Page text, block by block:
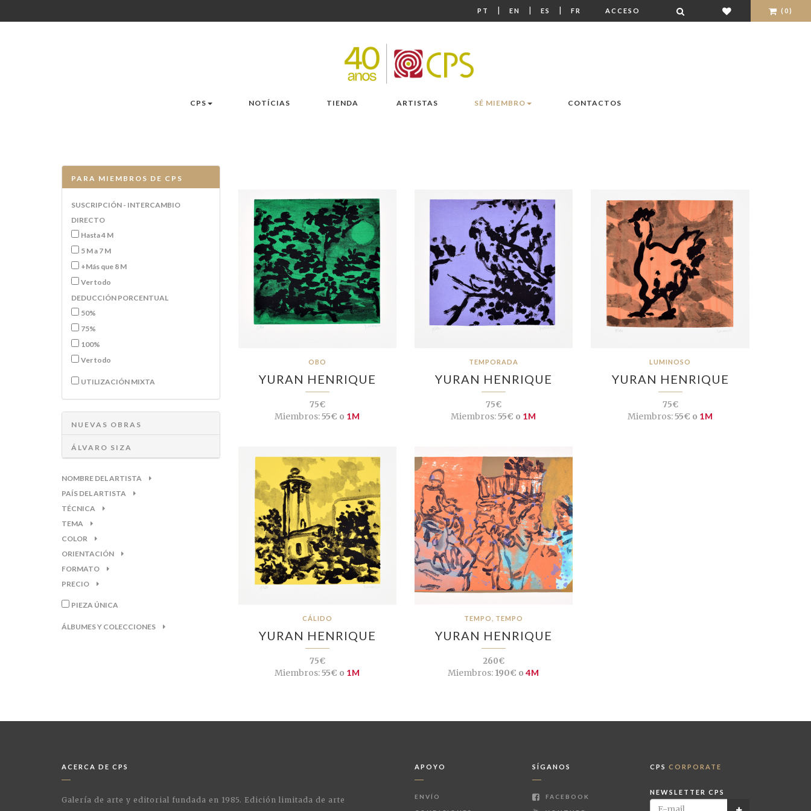
PT | EN | ES | FR ACCESO (0)
CPS NOTÍCIAS TIENDA ARTISTAS SÉ MIEMBRO CONTACTOS
PARA MIEMBROS DE CPS
SUSCRIPCIÓN - INTERCAMBIO
DIRECTO
Hasta 4 M
5 M a 7 M
+Más que 8 M
Ver todo
DEDUCCIÓN PORCENTUAL
50%
75%
100%
Ver todo
UTILIZACIÓN MIXTA
NUEVAS OBRAS
ÁLVARO SIZA
NOMBRE DEL ARTISTA
PAÍS DEL ARTISTA
TÉCNICA
TEMA
COLOR
ORIENTACIÓN
FORMATO
PRECIO
PIEZA ÚNICA
ÁLBUMES Y COLECCIONES
OBO
YURAN HENRIQUE
75€
Miembros:55€ o 1M
TEMPORADA
YURAN HENRIQUE
75€
Miembros:55€ o 1M
LUMINOSO
YURAN HENRIQUE
75€
Miembros:55€ o 1M
CÁLIDO
YURAN HENRIQUE
75€
Miembros:55€ o 1M
TEMPO, TEMPO
YURAN HENRIQUE
260€
Miembros: 190€ o4M
ACERCA DE CPS
Galería de arte y editorial fundada en 1985. Edición limitada de arte
APOYO
ENVÍO
SÍGANOS
FACEBOOK
CPS CORPORATE
NEWSLETTER CPS